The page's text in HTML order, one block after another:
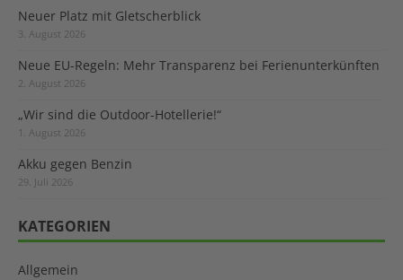
Neuer Platz mit Gletscherblick
3. August 2026
Neue EU-Regeln: Mehr Transparenz bei Ferienunterkünften
2. August 2026
„Wir sind die Outdoor-Hotellerie!“
1. August 2026
Akku gegen Benzin
29. Juli 2026
KATEGORIEN
Allgemein